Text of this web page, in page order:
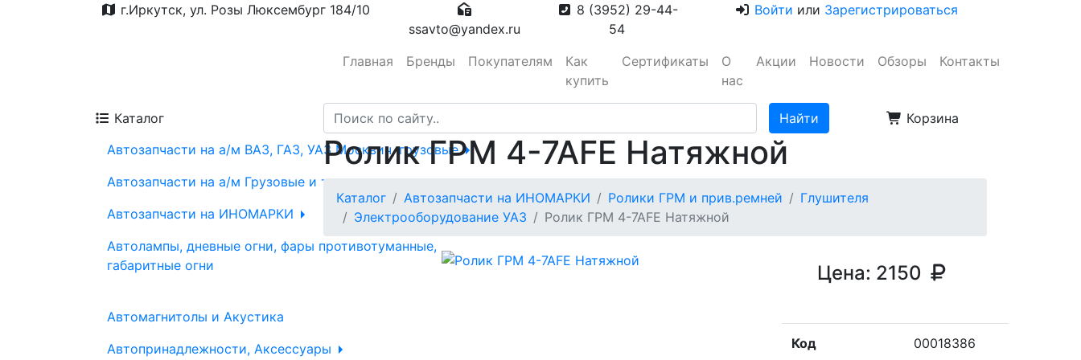
г.Иркутск, ул. Розы Люксембург 184/10
ssavto@yandex.ru
8 (3952) 29-44-
54
Войти или Зарегистрироваться
Главная Бренды Покупателям
Как
купить
Сертификаты
О
нас
Акции Новости Обзоры Контакты
Каталог
Корзина
Автозапчасти на а/м ВАЗ, ГАЗ, УАЗ Москвич, грузовые
Автозапчасти на а/м Грузовые и трактора
Автозапчасти на ИНОМАРКИ
Автолампы, дневные огни, фары противотуманные,
габаритные огни
Автомагнитолы и Акустика
Автопринадлежности, Аксессуары
Ролик ГРМ 4-7АFE Натяжной
Каталог Автозапчасти на ИНОМАРКИ Ролики ГРМ и прив.ремней
Глушителя
Электрооборудование УАЗ
Ролик ГРМ 4-7АFE Натяжной
Цена: 2150
Код 00018386